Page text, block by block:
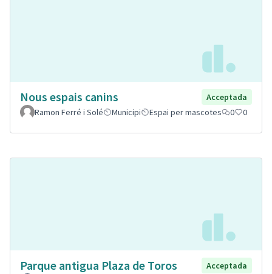
Nous espais canins
Acceptada
Ramon Ferré i Solé
Municipi Espai per mascotes 0 0
Parque antigua Plaza de Toros
Acceptada